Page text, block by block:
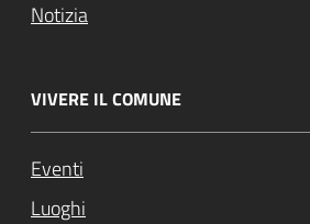
Notizia
VIVERE IL COMUNE
Eventi
Luoghi